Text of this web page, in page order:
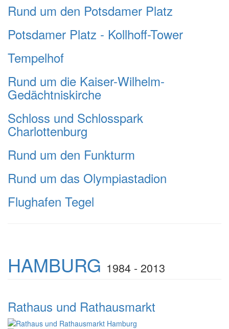
Rund um den Potsdamer Platz
Potsdamer Platz - Kollhoff-Tower
Tempelhof
Rund um die Kaiser-Wilhelm-
Gedächtniskirche
Schloss und Schlosspark
Charlottenburg
Rund um den Funkturm
Rund um das Olympiastadion
Flughafen Tegel
HAMBURG 1984 - 2013
Rathaus und Rathausmarkt